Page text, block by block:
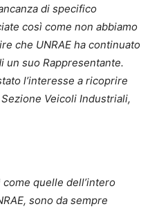
di specifico
così come non abbiamo
che UNRAE ha continuato
un suo Rappresentante.
l’interesse a ricoprire
Veicoli Industriali,
quelle dell’intero
sono da sempre